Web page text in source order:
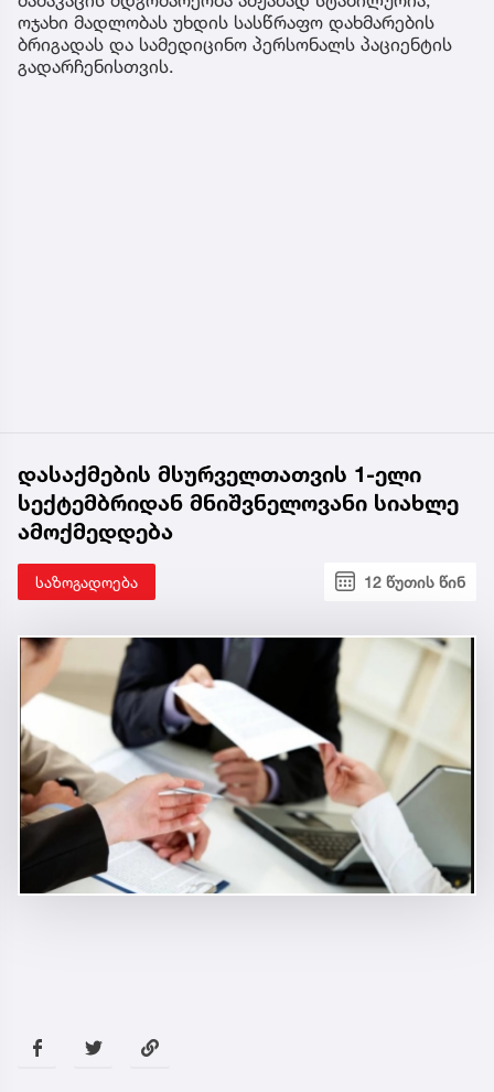
ოჯახი მადლობას უხდის სასწრაფო დახმარების
ბრიგადას და სამედიცინო პერსონალს პაციენტის
გადარჩენისთვის.
დასაქმების მსურველთათვის 1-ელი
სექტემბრიდან მნიშვნელოვანი სიახლე
ამოქმედდება
საზოგადოება 12 წუთის წინ